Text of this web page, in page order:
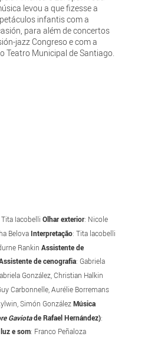
levou a que fizesse a
infantis com a
para além de concertos
jazz Congreso e com a
Teatro Municipal de Santiago.
Tita IacobelliOlhar exterior: Nicole
Belova Interpretação: Tita lacobelli
RankinAssistente de
de cenografia: Gabriela
González, Christian Halkin
Carbonnelle, Aurélie Borremans
Simón GonzálezMúsica
Gaviotade Rafael Hernández):
e som: Franco Peñaloza